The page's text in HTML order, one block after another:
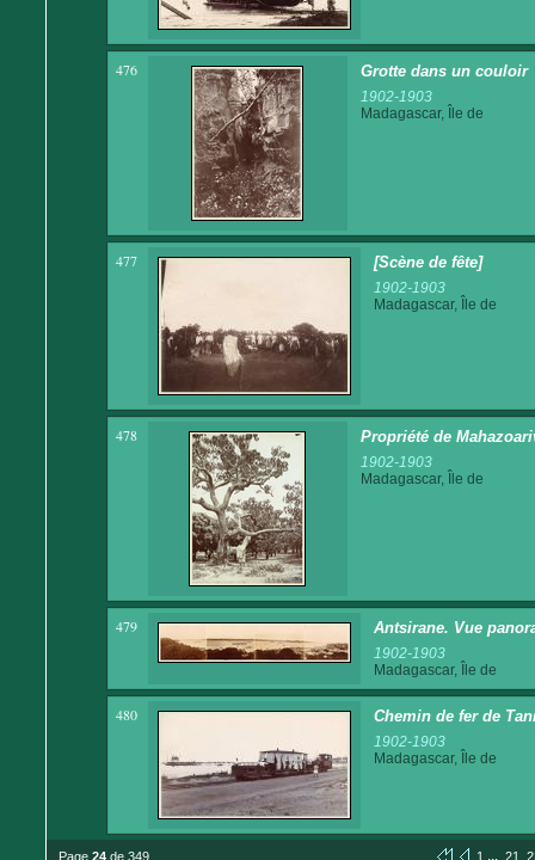
476 Grotte dans un couloir
1902-1903
Madagascar, Île de
477 [Scène de fête]
1902-1903
Madagascar, Île de
478 Propriété de
1902-1903
Madagascar, Île de
479 Antsirane. Vue
1902-1903
Madagascar, Île de
480 Chemin de fer de
1902-1903
Madagascar, Île de
Page 24 de 349 1 ... 21